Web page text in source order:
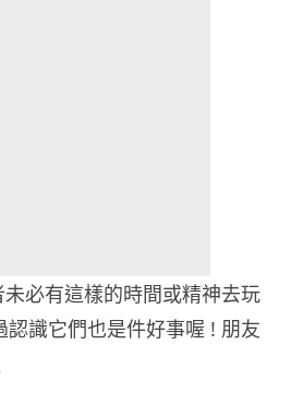
必有這樣的時間或精神去玩
識它們也是件好事喔 ! 朋友